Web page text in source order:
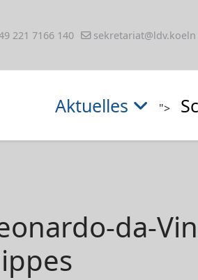
221 7166 140 sekretariat@ldv.koeln
Aktuelles ">
da-